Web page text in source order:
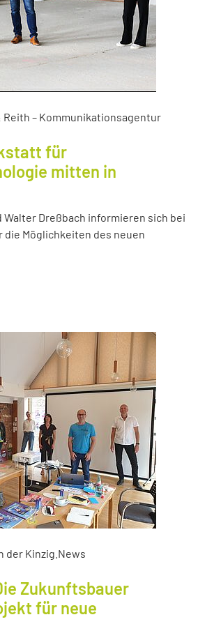
Reith – Kommunikationsagentur
für
mitten in
Dreßbach informieren sich bei
die Möglichkeiten des neuen
der Kinzig.News
Zukunftsbauer
für neue